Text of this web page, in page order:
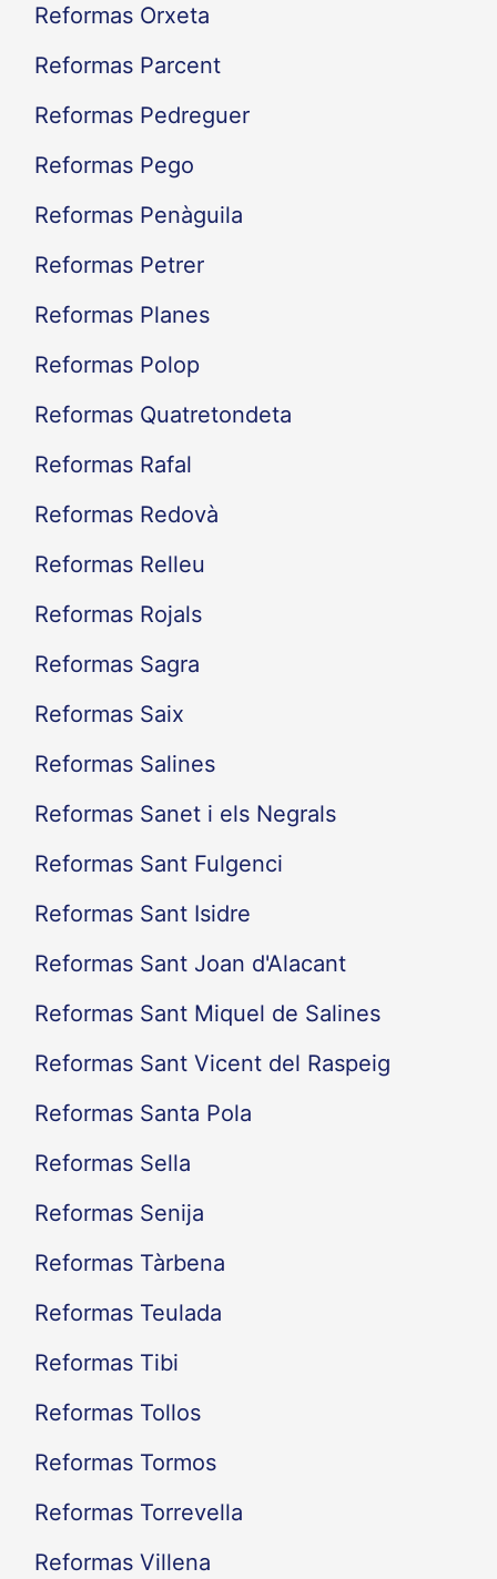
Reformas Orxeta
Reformas Parcent
Reformas Pedreguer
Reformas Pego
Reformas Penàguila
Reformas Petrer
Reformas Planes
Reformas Polop
Reformas Quatretondeta
Reformas Rafal
Reformas Redovà
Reformas Relleu
Reformas Rojals
Reformas Sagra
Reformas Saix
Reformas Salines
Reformas Sanet i els Negrals
Reformas Sant Fulgenci
Reformas Sant Isidre
Reformas Sant Joan d'Alacant
Reformas Sant Miquel de Salines
Reformas Sant Vicent del Raspeig
Reformas Santa Pola
Reformas Sella
Reformas Senija
Reformas Tàrbena
Reformas Teulada
Reformas Tibi
Reformas Tollos
Reformas Tormos
Reformas Torrevella
Reformas Villena